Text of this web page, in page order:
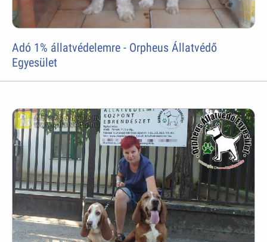
Adó 1% állatvédelemre - Orpheus Állatvédő
Egyesület